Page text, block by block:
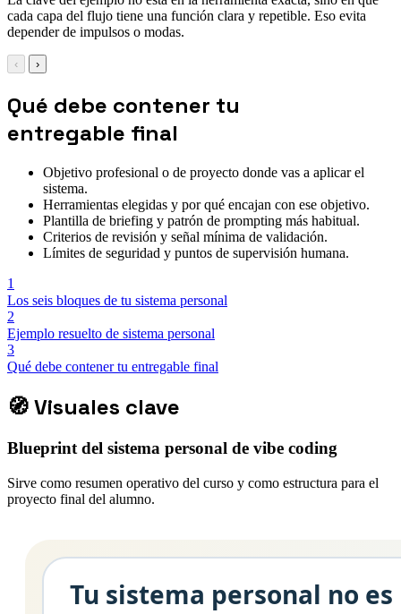
cada capa del flujo tiene una función clara y repetible. Eso evita
depender de impulsos o modas.
‹ ›
Qué debe contener tu
entregable final
Objetivo profesional o de proyecto donde vas a aplicar el
sistema.
Herramientas elegidas y por qué encajan con ese objetivo.
Plantilla de briefing y patrón de prompting más habitual.
Criterios de revisión y señal mínima de validación.
Límites de seguridad y puntos de supervisión humana.
1
Los seis bloques de tu sistema personal
2
Ejemplo resuelto de sistema personal
3
Qué debe contener tu entregable final
🧭Visuales clave
Blueprint del sistema personal de vibe coding
Sirve como resumen operativo del curso y como estructura para el
proyecto final del alumno.